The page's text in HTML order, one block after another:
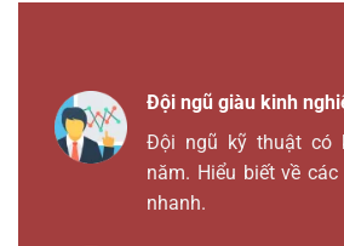
Đội ngũ giàu kinh
Đội ngũ kỹ thuật có
năm. Hiểu biết về
nhanh.